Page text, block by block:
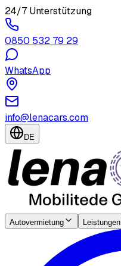
24/7 Unterstützung
0850 532 79 29
WhatsApp
info@lenacars.com
DE
Autovermietung Leistungen